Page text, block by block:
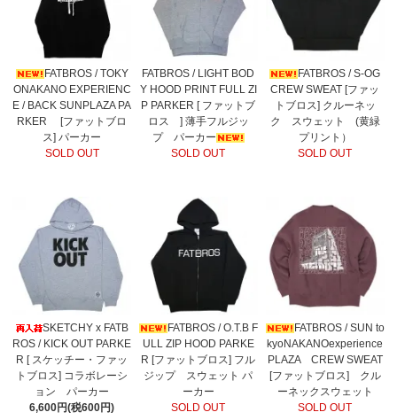
FATBROS / TOKY
ONAKANO EXPERIENC
E / BACK SUNPLAZA PA
RKER [ファットブロ
ス] パーカー
SOLD OUT
FATBROS / LIGHT BOD
Y HOOD PRINT FULL ZI
P PARKER [ ファットブ
ロス ] 薄手フルジッ
プ パーカー
SOLD OUT
FATBROS / S-OG
CREW SWEAT [ファッ
トブロス] クルーネッ
ク スウェット (黄緑
プリント）
SOLD OUT
SKETCHY x FATB
ROS / KICK OUT PARKE
R [ スケッチー・ファッ
トブロス] コラボレーシ
ョン パーカー
6,600円(税600円)
FATBROS / O.T.B F
ULL ZIP HOOD PARKE
R [ファットブロス] フル
ジップ スウェット パ
ーカー
SOLD OUT
FATBROS / SUN to
kyoNAKANOexperience
PLAZA CREW SWEAT
[ファットブロス] クル
ーネックスウェット
SOLD OUT